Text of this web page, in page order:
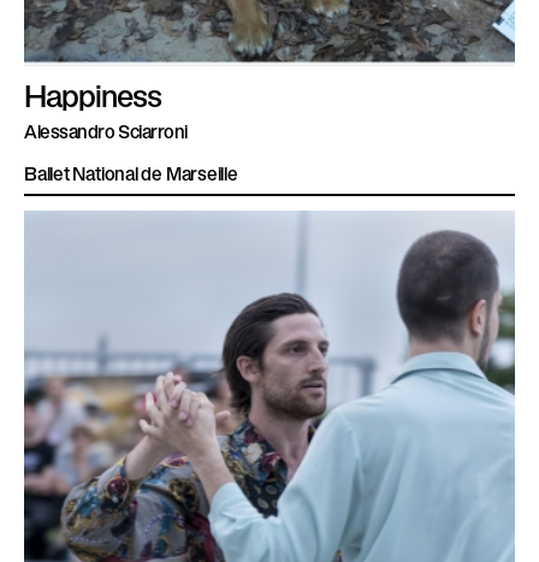
Happiness
Alessandro Sciarroni
Ballet National de Marseille